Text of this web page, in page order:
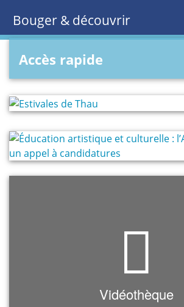
Bouger & découvrir
Accès rapide
Vidéothèque